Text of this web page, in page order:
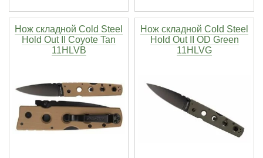
Нож складной Cold Steel
Hold Out II Coyote Tan
11HLVB
Нож складной Cold Steel
Hold Out II OD Green
11HLVG